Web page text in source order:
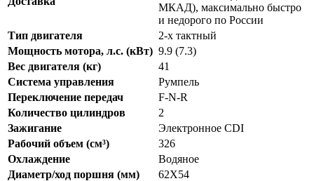
МКАД), максимально быстро
и недорого по России
Тип двигателя
2-x тактный
Мощность мотора, л.с. (кВт) 9.9 (7.3)
Вес двигателя (кг)
41
Система управления
Румпель
Переключение передач
F-N-R
Количество цилиндров
2
Зажигание
Электронное CDI
Рабочий объем (см³)
326
Охлаждение
Водяное
Диаметр/ход поршня (мм)
62X54